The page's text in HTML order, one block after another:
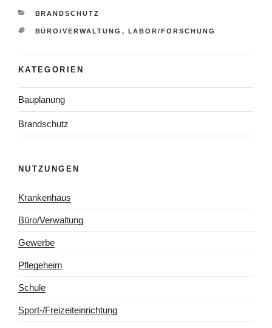
KATEGORIEN
BRANDSCHUTZ
SCHLAGWÖRTER
BÜRO/VERWALTUNG , LABOR/FORSCHUNG
KATEGORIEN
Bauplanung
Brandschutz
NUTZUNGEN
Krankenhaus
Büro/Verwaltung
Gewerbe
Pflegeheim
Schule
Sport-/Freizeiteinrichtung